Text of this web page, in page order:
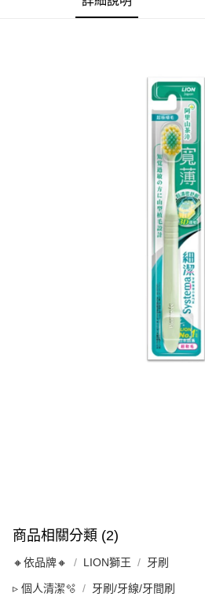
付款後7-11取貨
每筆NT$100，滿NT$799(含以上)免運費
商品相關分類 (2)
🔸依品牌🔸 LION獅王 牙刷
▹ 個人清潔🫧 牙刷/牙線/牙間刷